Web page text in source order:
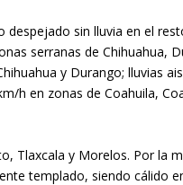
sin lluvia en el
serranas de Chihuahua,
y Durango; lluvias
h en zonas de Coahuila,
Tlaxcala y Morelos. Por la
templado, siendo cálido